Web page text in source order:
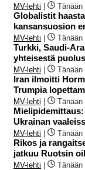
MV-lehti | Tänään
Globalistit
kansansuosion
MV-lehti | Tänään
Turkki, Saudi-
yhteisestä
MV-lehti | Tänään
Iran ilmoitti
Trumpia
MV-lehti | Tänään
Ukrainan
MV-lehti | Tänään
Rikos ja
jatkuu Ruotsin
MV-lehti | Tänään